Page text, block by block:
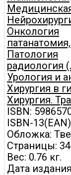
Онкология
Патология
радиология
Урология и
Хирургия в
Хирургия.
ISBN:
ISBN-
Обложка:
Страницы:
Вес: 0.76 кг.
Дата